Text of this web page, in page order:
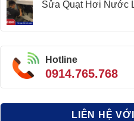
Sửa Quạt Hơi Nước
Hotline
0914.765.768
LIÊN HỆ